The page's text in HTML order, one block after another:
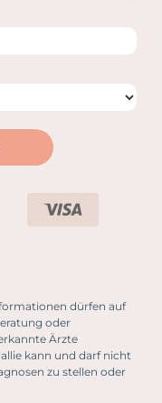
dürfen auf
oder
Ärzte
kann und darf nicht
zu stellen oder